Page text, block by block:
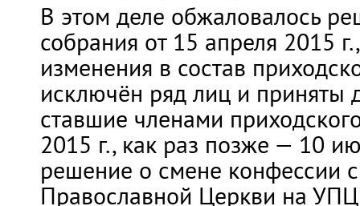
В этом деле обжаловалось
собрания от 15 апреля 2015
изменения в состав
исключён ряд лиц и приняты
ставшие членами
2015 г., как раз позже — 10
решение о смене конфессии
Православной Церкви на